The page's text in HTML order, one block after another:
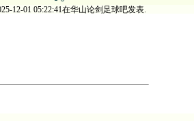
12-01 05:22:41在华山论剑足球吧发表.